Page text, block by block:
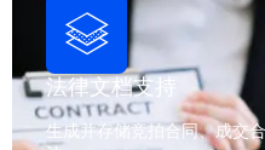
法律文档支持
生成并存储竞拍合同、成交